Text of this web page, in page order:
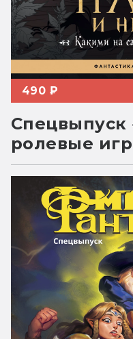
490 ₽
Спецвыпуск
ролевые